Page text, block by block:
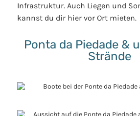
Infrastruktur. Auch Liegen und
kannst du dir hier vor Ort mieten.
Ponta da Piedade &
Strände